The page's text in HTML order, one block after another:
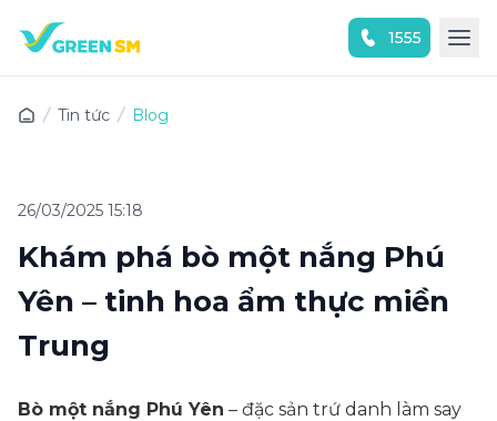
1555
Tin tức Blog
26/03/2025 15:18
Khám phá bò một nắng Phú
Yên – tinh hoa ẩm thực miền
Trung
Bò một nắng Phú Yên – đặc sản trứ danh làm say